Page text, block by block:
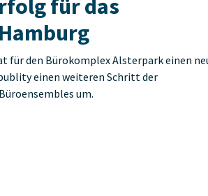
für das
für den Bürokomplex Alsterpark einen
einen weiteren Schritt der
um.